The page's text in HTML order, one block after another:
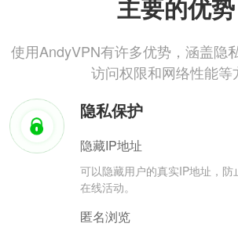
主要的优势
使用AndyVPN有许多优势，涵盖隐
访问权限和网络性能等
隐私保护
隐藏IP地址
可以隐藏用户的真实IP地址，防
在线活动。
匿名浏览